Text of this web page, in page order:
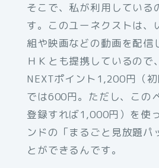
そこで、私が利用している
す。このユーネクストは、
組や映画などの動画を配信
ＨＫとも提携しているの
NEXTポイント1,200円（
では600円。ただし、この
登録すれば1,000円）を使
ンドの「まるごと見放題パ
とができるんです。